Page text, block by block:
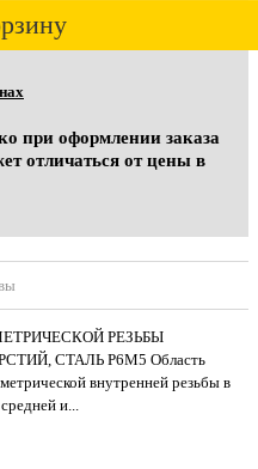
при оформлении заказа
отличаться от цены в
РЕЗЬБЫ
СТАЛЬ Р6М5 Область
внутренней резьбы в
и...